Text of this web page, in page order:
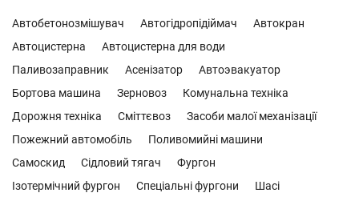
Автобетонозмішувач Автогідропідіймач
Автокран
Автоцистерна
Автоцистерна для води
Паливозаправник
Асенізатор
Автоэвакуатор
Бортова машина
Зерновоз
Комунальна техніка
Дорожня техніка
Сміттєвоз
Засоби малої механізації
Пожежний автомобіль
Поливомийні машини
Самоскид
Сідловий тягач
Фургон
Ізотермічний фургон
Спеціальні фургони Шасі